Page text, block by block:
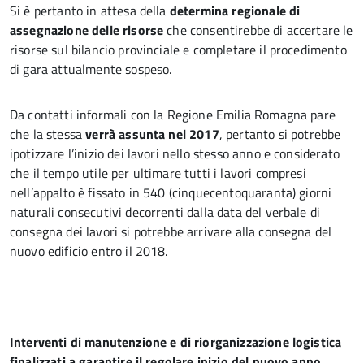
Si è pertanto in attesa della determina regionale di
assegnazione delle risorseche consentirebbe di accertare le
risorse sul bilancio provinciale e completare il procedimento
di gara attualmente sospeso.
Da contatti informali con la Regione Emilia Romagna pare
che la stessaverrà assunta nel 2017, pertanto si potrebbe
ipotizzare l’inizio dei lavori nello stesso anno e considerato
che il tempo utile per ultimare tutti i lavori compresi
nell’appalto è fissato in 540 (cinquecentoquaranta) giorni
naturali consecutivi decorrenti dalla data del verbale di
consegna dei lavori si potrebbe arrivare alla consegna del
nuovo edificio entro il 2018.
Interventi di manutenzione e di riorganizzazione logistica